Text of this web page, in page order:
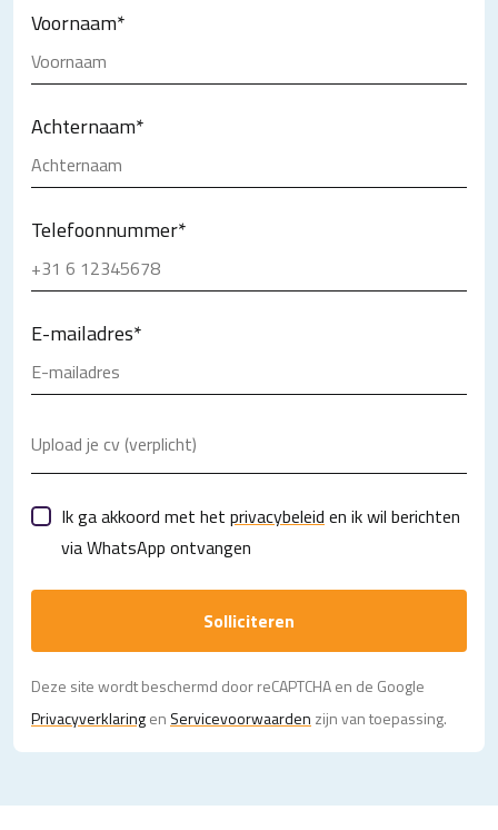
Voornaam*
Achternaam*
Telefoonnummer*
E-mailadres*
Upload je cv (verplicht)
Ik ga akkoord met het privacybeleid en ik wil berichten
via WhatsApp ontvangen
Solliciteren
Deze site wordt beschermd door reCAPTCHA en de Google
Privacy­verklaringen Servicevoorwaarden zijn van toepassing.